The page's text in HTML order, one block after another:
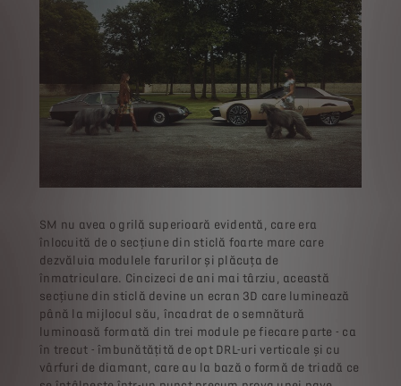
SM nu avea o grilă superioară evidentă, care era
înlocuită de o secțiune din sticlă foarte mare care
dezvăluia modulele farurilor și plăcuța de
înmatriculare. Cincizeci de ani mai târziu, această
secțiune din sticlă devine un ecran 3D care luminează
până la mijlocul său, încadrat de o semnătură
luminoasă formată din trei module pe fiecare parte - ca
în trecut - îmbunătățită de opt DRL-uri verticale și cu
vârfuri de diamant, care au la bază o formă de triadă ce